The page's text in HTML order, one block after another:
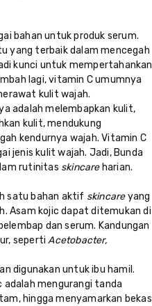
bahan untuk produk serum.
yang terbaik dalam mencegah
kunci untuk mempertahankan
lagi, vitamin C umumnya
kulit wajah.
adalah melembapkan kulit,
kulit, mendukung
kendurnya wajah. Vitamin C
jenis kulit wajah. Jadi, Bunda
rutinitas skincare harian.
satu bahan aktif skincareyang
Asam kojic dapat ditemukan di
dan serum. Kandungan
sepertiAcetobacter,
digunakan untuk ibu hamil.
mengurangi tanda
hingga menyamarkan bekas